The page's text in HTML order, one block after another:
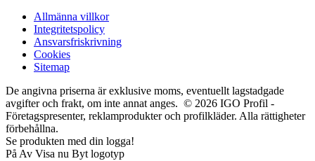
Allmänna villkor
Integritetspolicy
Ansvarsfriskrivning
Cookies
Sitemap
De angivna priserna är exklusive moms, eventuellt lagstadgade
avgifter och frakt, om inte annat anges. © 2026 IGO Profil -
Företagspresenter, reklamprodukter och profilkläder. Alla rättigheter
förbehållna.
Se produkten med din logga!
På Av Visa nu Byt logotyp